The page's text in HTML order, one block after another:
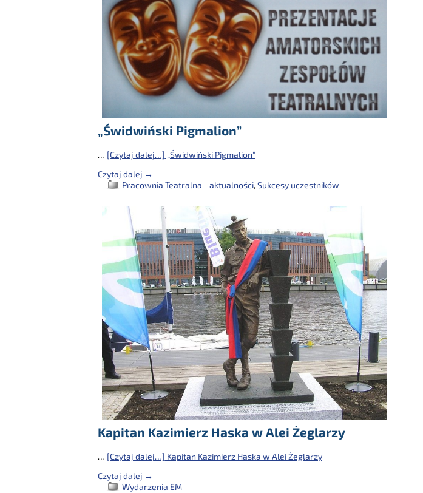
„Świdwiński Pigmalion”
… [Czytaj dalej…] „Świdwiński Pigmalion”
Czytaj dalej →
Pracownia Teatralna - aktualności,Sukcesy uczestników
Kapitan Kazimierz Haska w Alei Żeglarzy
… [Czytaj dalej…] Kapitan Kazimierz Haska w Alei Żeglarzy
Czytaj dalej →
Wydarzenia EM